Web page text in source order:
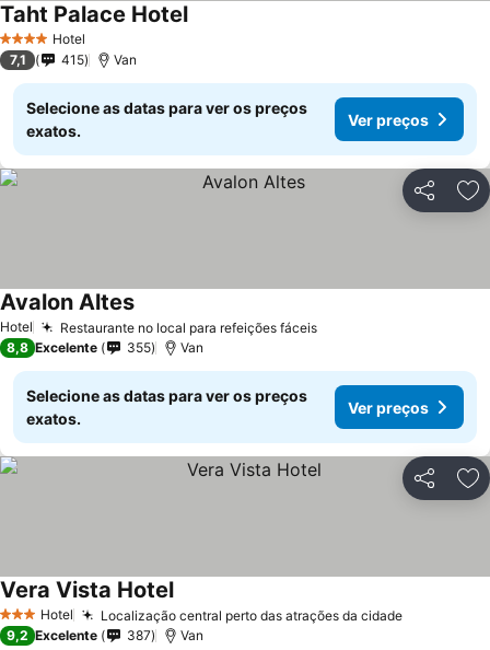
4 EstrelasHotel
Taht Palace HotelVer preços
7,1 415 Van
Selecione as datas para ver os preços
exatos.
Ver preços
Partilhar
Hotel Restaurante no local para refeições fáceisVer preços
Avalon AltesVer preços
8,8 Excelente 355 Van
Selecione as datas para ver os preços
exatos.
Ver preços
Partilhar
3 EstrelasHotel Localização central perto das atrações da cidadeVer preços
Vera Vista HotelVer preços
9,2 Excelente 387 Van